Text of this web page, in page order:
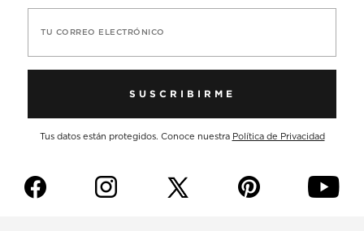
TU CORREO ELECTRÓNICO
SUSCRIBIRME
Tus datos están protegidos. Conoce nuestra Política de Privacidad
f i p y